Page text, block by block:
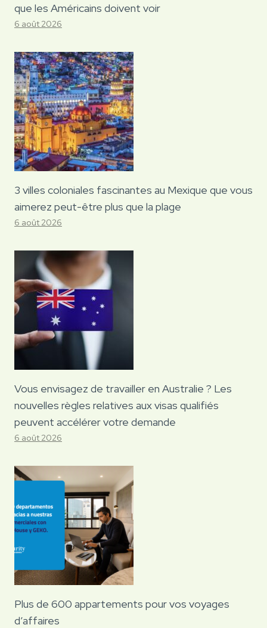
que les Américains doivent voir
6 août 2026
3 villes coloniales fascinantes au Mexique que vous
aimerez peut-être plus que la plage
6 août 2026
Vous envisagez de travailler en Australie ? Les
nouvelles règles relatives aux visas qualifiés
peuvent accélérer votre demande
6 août 2026
Plus de 600 appartements pour vos voyages
d’affaires